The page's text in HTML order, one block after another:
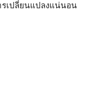
รเปลี่ยนแปลงแน่นอน